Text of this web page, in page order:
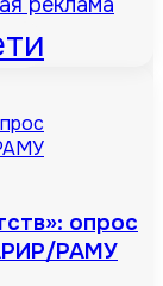
опрос
РАМУ